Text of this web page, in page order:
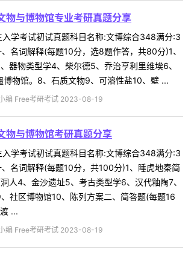
物与博物馆专业考研真题分享
学考试初试真题科目名称:文博综合348满分:3
名词解释(每题10分，选8题作答，共80分)1、
器物类型学4、柴尔德5、乔治亨利里维埃6、
博物馆。8、石质文物9、可溶性盐10、壁 ...
编 Free考研考试 2023-08-19
物与博物馆考研真题分享
学考试初试真题科目名称:文博综合348满分:3
名词解释(每题10分，共100分)1、睡虎地秦简
人4、金沙遗址5、考古类型学6、汉代釉陶7、
社区博物馆10、陈列方案二、简答题(每题16
...
编 Free考研考试 2023-08-19